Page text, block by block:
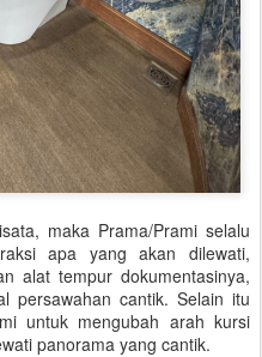
maka Prama/Prami selalu
apa yang akan dilewati,
alat tempur dokumentasinya,
persawahan cantik. Selain itu
untuk mengubah arah kursi
panorama yang cantik.